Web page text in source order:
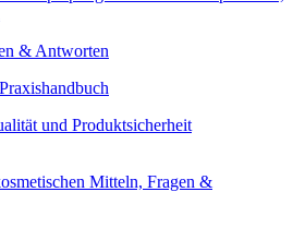
& Antworten
und Produktsicherheit
Mitteln, Fragen &